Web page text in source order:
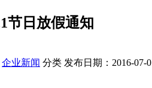
节日放假通知
企业新闻 分类 发布日期：2016-07-